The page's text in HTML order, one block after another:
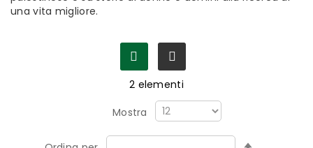
una vita migliore.
2 elementi
Mostra